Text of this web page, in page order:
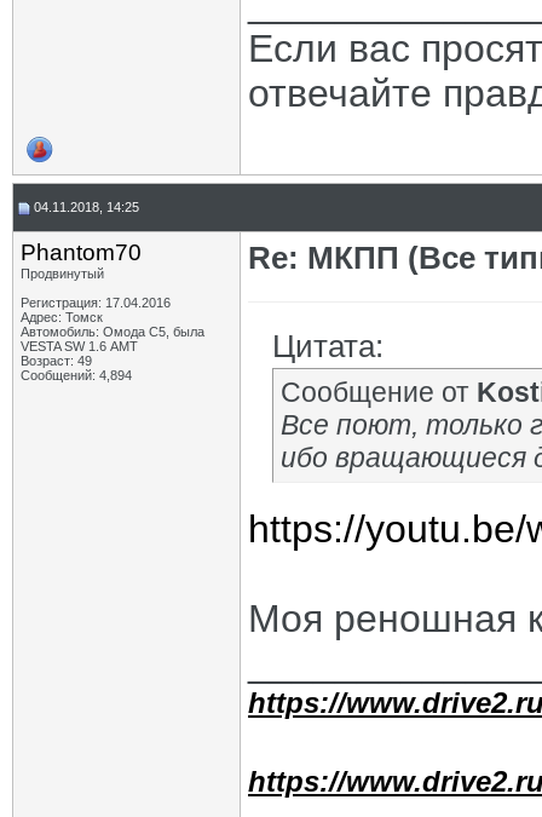
Если вас
отвечайте
04.11.2018, 14:25
Phantom70
Продвинутый
Регистрация: 17.04.2016
Адрес: Томск
Автомобиль: Омода С5, была
VESTA SW 1.6 АМТ
Возраст: 49
Сообщений: 4,894
Re: МКПП (Все
Цитата:
Сообщение от
Все поют, только
ибо вращающиеся
https://youtu.be/
Моя реношная
https://
https://